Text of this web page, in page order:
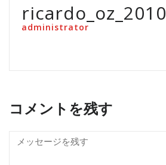
ricardo_oz_2010
administrator
コメントを残す